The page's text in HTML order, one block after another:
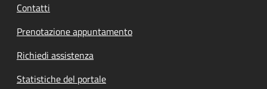
Contatti
Prenotazione appuntamento
Richiedi assistenza
Statistiche del portale